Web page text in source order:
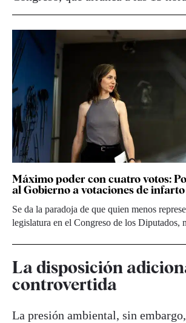
Máximo poder con cuatro votos:
al Gobierno a votaciones de infarto
Se da la paradoja de que quien menos
legislatura en el Congreso de los Diputados,
La disposición
controvertida
La presión ambiental, sin